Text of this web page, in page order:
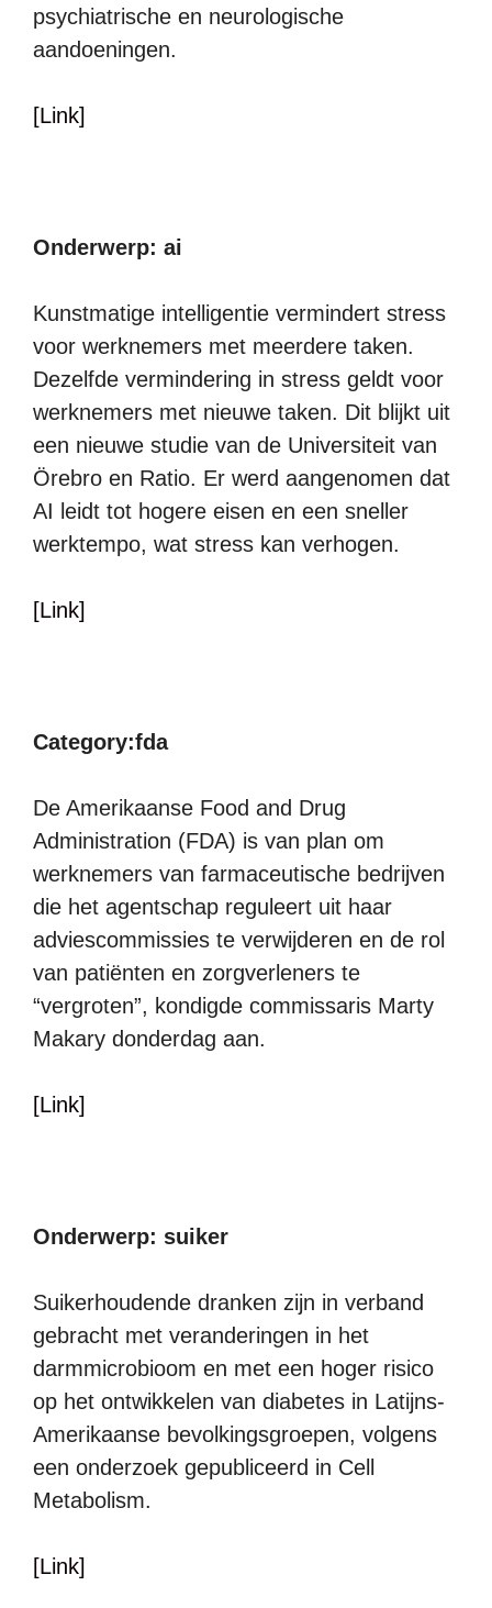
psychiatrische en neurologische
aandoeningen.
[Link]
Onderwerp: ai
Kunstmatige intelligentie vermindert stress
voor werknemers met meerdere taken.
Dezelfde vermindering in stress geldt voor
werknemers met nieuwe taken. Dit blijkt uit
een nieuwe studie van de Universiteit van
Örebro en Ratio. Er werd aangenomen dat
AI leidt tot hogere eisen en een sneller
werktempo, wat stress kan verhogen.
[Link]
Category:fda
De Amerikaanse Food and Drug
Administration (FDA) is van plan om
werknemers van farmaceutische bedrijven
die het agentschap reguleert uit haar
adviescommissies te verwijderen en de rol
van patiënten en zorgverleners te
“vergroten”, kondigde commissaris Marty
Makary donderdag aan.
[Link]
Onderwerp: suiker
Suikerhoudende dranken zijn in verband
gebracht met veranderingen in het
darmmicrobioom en met een hoger risico
op het ontwikkelen van diabetes in Latijns-
Amerikaanse bevolkingsgroepen, volgens
een onderzoek gepubliceerd in Cell
Metabolism.
[Link]